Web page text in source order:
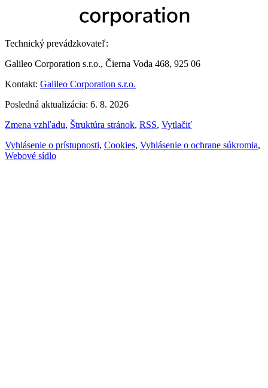
Technický prevádzkovateľ:
Galileo Corporation s.r.o., Čierna Voda 468, 925 06
Kontakt: Galileo Corporation s.r.o.
Posledná aktualizácia: 6. 8. 2026
Zmena vzhľadu, Štruktúra stránok, RSS, Vytlačiť
Vyhlásenie o prístupnosti, Cookies, Vyhlásenie o ochrane súkromia,
Webové sídlo